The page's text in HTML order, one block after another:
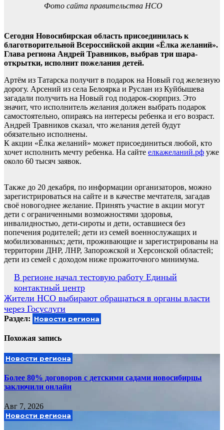
Фото сайта правительства НСО
Сегодня Новосибирская область присоединилась к
благотворительной Всероссийской акции «Ёлка желаний».
Глава региона Андрей Травников, выбрав три шара-
открытки, исполнит пожелания детей.
Артём из Татарска получит в подарок на Новый год железную
дорогу. Арсений из села Белоярка и Руслан из Куйбышева
загадали получить на Новый год подарок-сюрприз. Это
значит, что исполнитель желания должен выбрать подарок
самостоятельно, опираясь на интересы ребенка и его возраст.
Андрей Травников сказал, что желания детей будут
обязательно исполнены.
К акции «Ёлка желаний» может присоединиться любой, кто
хочет исполнить мечту ребенка. На сайте елкажеланий.рф уже
около 60 тысяч заявок.
Также до 20 декабря, по информации организаторов, можно
зарегистрироваться на сайте и в качестве мечтателя, загадав
своё новогоднее желание. Принять участие в акции могут
дети с ограниченными возможностями здоровья,
инвалидностью, дети-сироты и дети, оставшиеся без
попечения родителей; дети из семей военнослужащих и
мобилизованных; дети, проживающие и зарегистрированы на
территории ДНР, ЛНР, Запорожской и Херсонской областей;
дети из семей с доходом ниже прожиточного минимума.
Навигация
по
записям
В регионе начал тестовую работу Единый
контактный центр
Жители НСО выбирают обращаться в органы власти
через Госуслуги
Раздел: Новости региона
Похожая запись
Новости региона
Более 80% договоров с детскими садами новосибирцы
заключили онлайн
Авг 7, 2026
Новости региона